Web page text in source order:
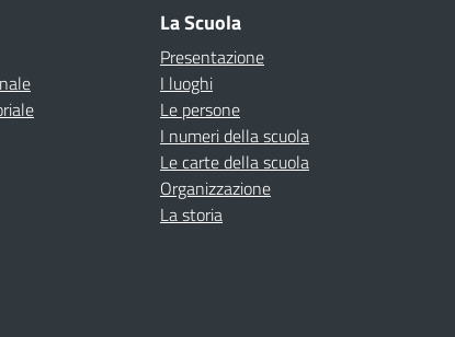
La Scuola
Presentazione
I luoghi
Le persone
I numeri della scuola
Le carte della scuola
Organizzazione
La storia